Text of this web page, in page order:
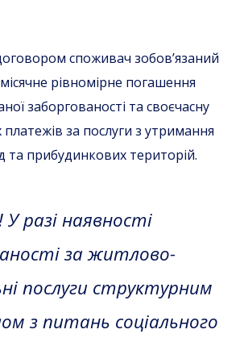
споживач зобов’язаний
рівномірне погашення
заборгованості та своєчасну
за послуги з утримання
та прибудинкових територій.
разі наявності
за житлово-
послуги структурним
з питань соціального